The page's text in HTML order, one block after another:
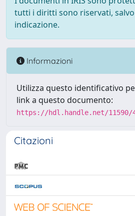
tutti i diritti sono riservati,
indicazione.
Informazioni
Utilizza questo identificativo
link a questo documento:
https://hdl.handle.net/11590/
Citazioni